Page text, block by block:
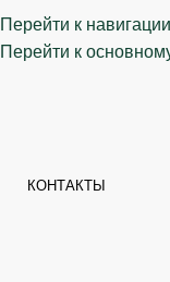
Перейти к навигации
Перейти к
КОНТАКТЫ